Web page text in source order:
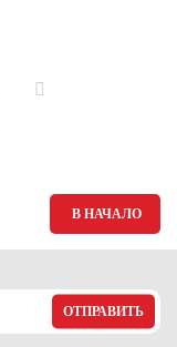
В НАЧАЛО
ОТПРАВИТЬ